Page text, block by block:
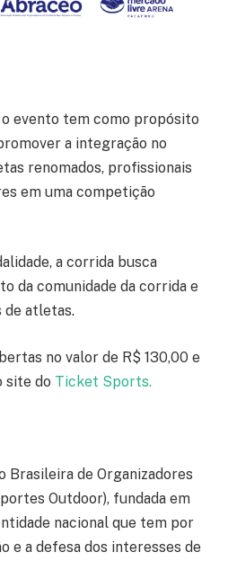
evento tem como propósito
a integração no
renomados, profissionais
em uma competição
a corrida busca
da comunidade da corrida e
de atletas.
no valor de R$ 130,00 e
site do Ticket Sports.
Brasileira de Organizadores
Outdoor), fundada em
nacional que tem por
e a defesa dos interesses de